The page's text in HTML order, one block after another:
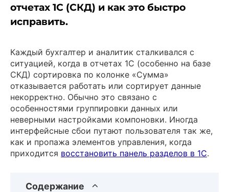
отчетах 1С (СКД) и как это быстро
исправить.
Каждый бухгалтер и аналитик сталкивался с
ситуацией, когда в отчетах 1С (особенно на базе
СКД) сортировка по колонке «Сумма»
отказывается работать или сортирует данные
некорректно. Обычно это связано с
особенностями группировки данных или
неверными настройками компоновки. Иногда
интерфейсные сбои путают пользователя так же,
как и пропажа элементов управления, когда
приходится восстановить панель разделов в 1С.
Содержание